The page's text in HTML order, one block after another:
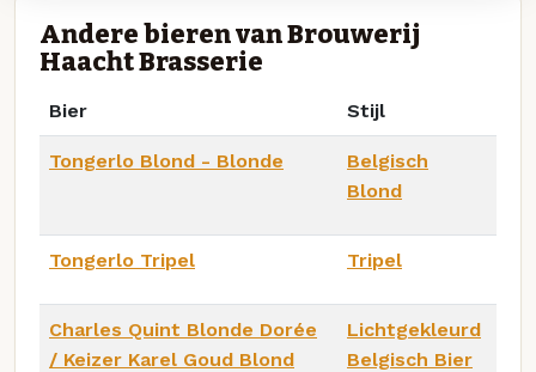
Andere bieren van Brouwerij
Haacht Brasserie
Bier Stijl
Tongerlo Blond - Blonde
Belgisch
Blond
Tongerlo Tripel Tripel
Charles Quint Blonde Dorée
/ Keizer Karel Goud Blond
Lichtgekleurd
Belgisch Bier